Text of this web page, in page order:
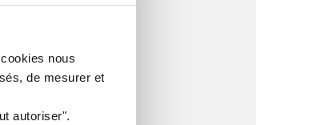
nous
de mesurer et
autoriser".